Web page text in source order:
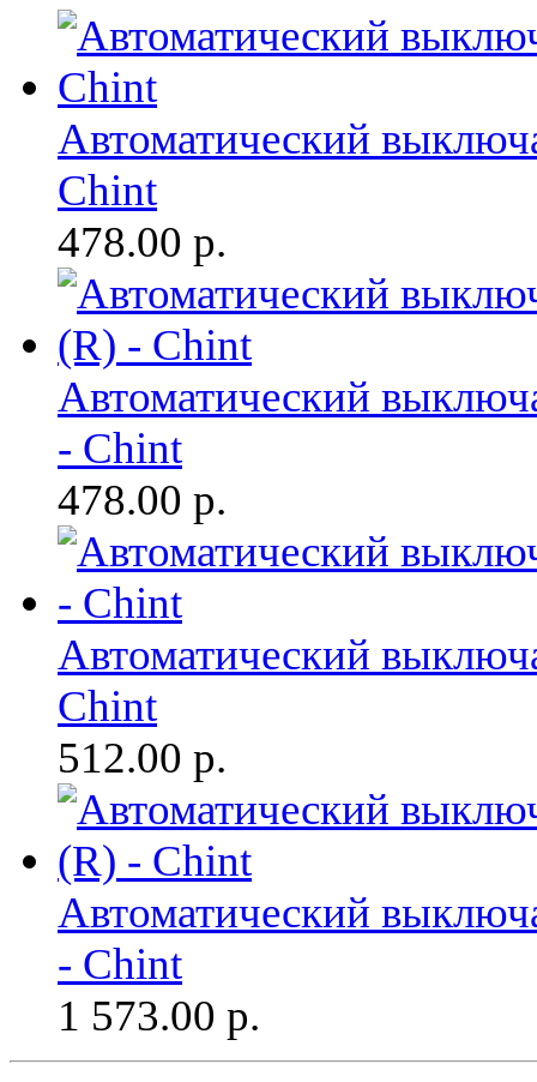
Автоматический
Chint
478.00 р.
Автоматический
- Chint
478.00 р.
Автоматический
Chint
512.00 р.
Автоматический
- Chint
1 573.00 р.